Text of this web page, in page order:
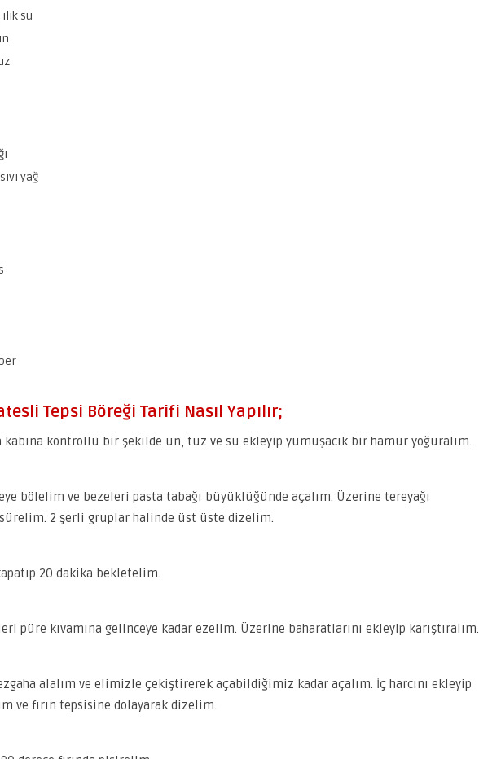
su
yağ
Tepsi Böreği Tarifi Nasıl Yapılır;
kontrollü bir şekilde un, tuz ve su ekleyip yumuşacık bir hamur yoğuralım.
bölelim ve bezeleri pasta tabağı büyüklüğünde açalım. Üzerine tereyağı
sürelim. 2 şerli gruplar halinde üst üste dizelim.
20 dakika bekletelim.
püre kıvamına gelinceye kadar ezelim. Üzerine baharatlarını ekleyip karıştıralım.
alalım ve elimizle çekiştirerek açabildiğimiz kadar açalım. İç harcını ekleyip
ve fırın tepsisine dolayarak dizelim.